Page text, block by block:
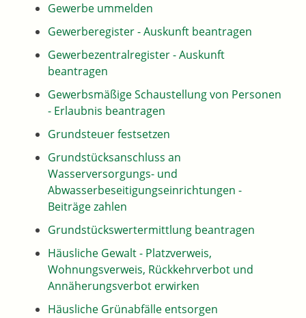
Gewerbe ummelden
Gewerberegister - Auskunft beantragen
Gewerbezentralregister - Auskunft
beantragen
Gewerbsmäßige Schaustellung von Personen
- Erlaubnis beantragen
Grundsteuer festsetzen
Grundstücksanschluss an
Wasserversorgungs- und
Abwasserbeseitigungseinrichtungen -
Beiträge zahlen
Grundstückswertermittlung beantragen
Häusliche Gewalt - Platzverweis,
Wohnungsverweis, Rückkehrverbot und
Annäherungsverbot erwirken
Häusliche Grünabfälle entsorgen